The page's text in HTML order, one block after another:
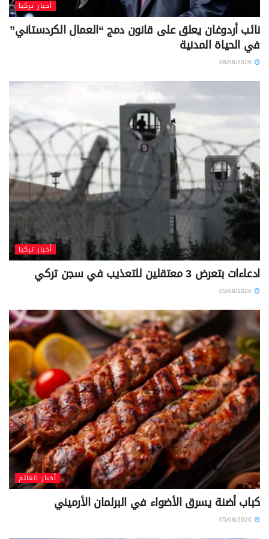
أخبار تركيا
نائب أردوغان يعلق على قانون دمج “العمال الكردستاني”
في الحياة المدنية
أخبار تركيا
ادعاءات بتعرض 3 معتقلين للتعذيب في سجن تركي
أخبار العالم
كباب أضنة يسرق الأضواء في البرلمان الأرميني